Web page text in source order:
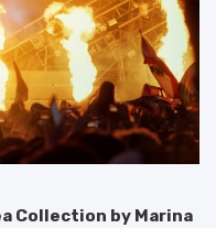
Collection by Marina